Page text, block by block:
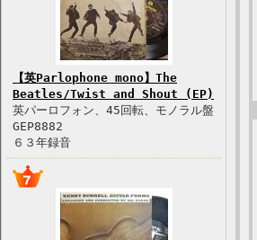
【英Parlophone mono】The
Beatles/Twist and Shout (EP)
英パーロフォン、45回転、モノラル盤
GEP8882
６３年録音